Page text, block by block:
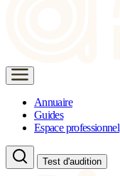
Annuaire
Guides
Espace professionnel
Test d'audition